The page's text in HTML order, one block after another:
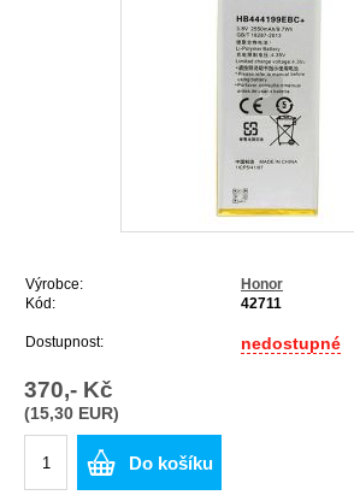
Výrobce:
Honor
Kód:
42711
Dostupnost: nedostupné
370,- Kč
(15,30 EUR)
Do košíku